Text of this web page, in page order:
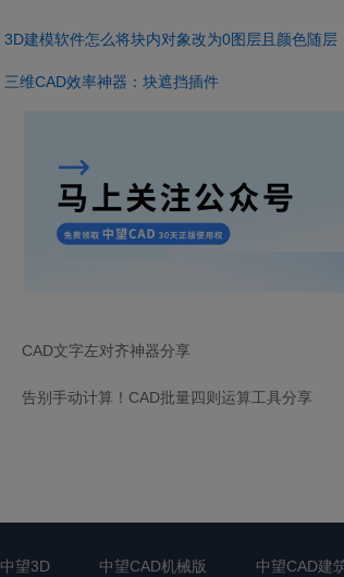
3D建模软件怎么将块内对象改为0图层且颜色随层
三维CAD效率神器：块遮挡插件
CAD文字左对齐神器分享
告别手动计算！CAD批量四则运算工具分享
中望3D 中望CAD机械版 中望CAD建